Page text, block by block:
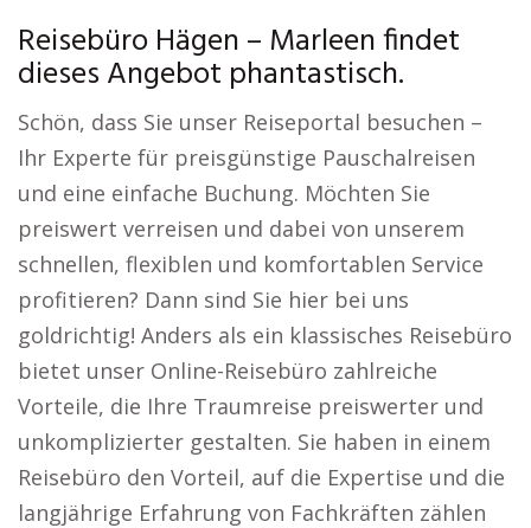
Reisebüro Hägen – Marleen findet
dieses Angebot phantastisch.
Schön, dass Sie unser Reiseportal besuchen –
Ihr Experte für preisgünstige Pauschalreisen
und eine einfache Buchung. Möchten Sie
preiswert verreisen und dabei von unserem
schnellen, flexiblen und komfortablen Service
profitieren? Dann sind Sie hier bei uns
goldrichtig! Anders als ein klassisches Reisebüro
bietet unser Online-Reisebüro zahlreiche
Vorteile, die Ihre Traumreise preiswerter und
unkomplizierter gestalten. Sie haben in einem
Reisebüro den Vorteil, auf die Expertise und die
langjährige Erfahrung von Fachkräften zählen